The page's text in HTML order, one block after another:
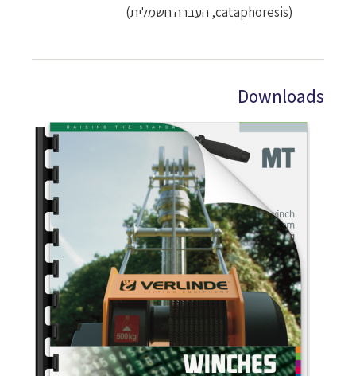
(cataphoresis, העברה חשמלית )
Downloads